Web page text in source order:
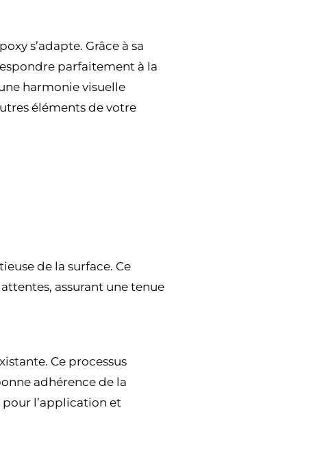
s’adapte. Grâce à sa
parfaitement à la
harmonie visuelle
éléments de votre
de la surface. Ce
assurant une tenue
Ce processus
adhérence de la
pour l’application et